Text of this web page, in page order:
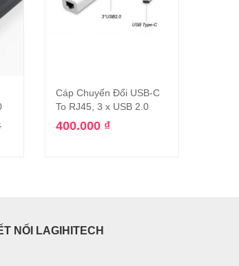
Thêm vào giỏ hàng
Cáp Chuyển Đổi USB-C
To RJ45, 3 x USB 2.0
400.000 ₫
NỐI LAGIHITECH